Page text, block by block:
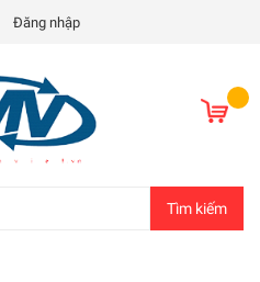
Đăng nhập
Tìm kiếm